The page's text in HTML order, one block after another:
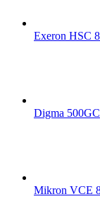
Exeron HSC
Digma 500GC
Mikron VCE